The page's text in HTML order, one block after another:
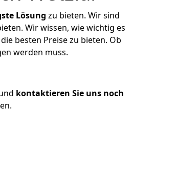
Lösung zu bieten. Wir sind
Wir wissen, wie wichtig es
besten Preise zu bieten. Ob
werden muss.
kontaktieren Sie uns noch